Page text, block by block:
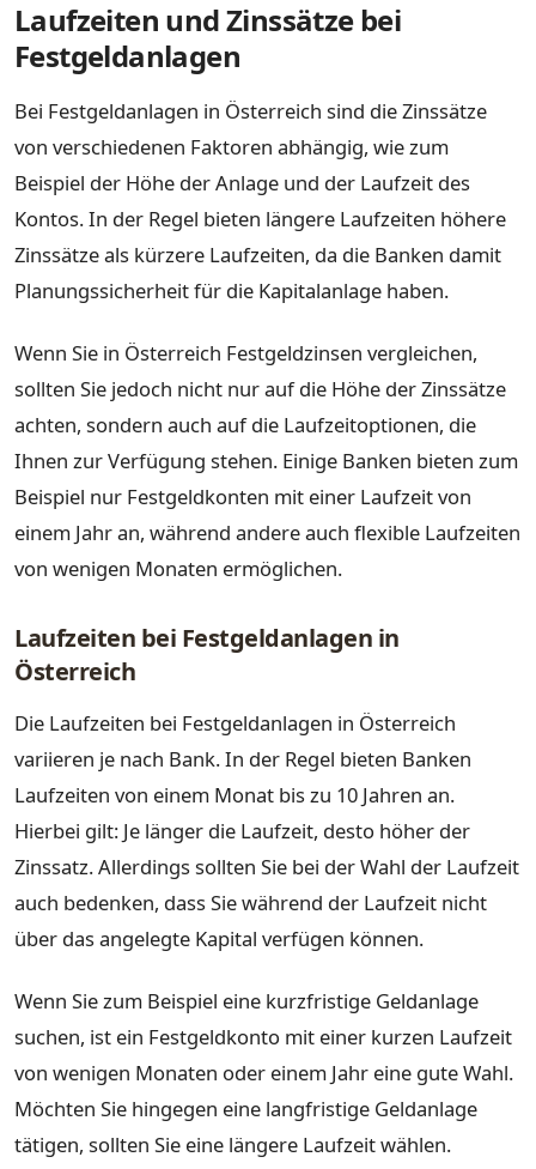
Laufzeiten und Zinssätze bei
Festgeldanlagen
Bei Festgeldanlagen in Österreich sind die Zinssätze
von verschiedenen Faktoren abhängig, wie zum
Beispiel der Höhe der Anlage und der Laufzeit des
Kontos. In der Regel bieten längere Laufzeiten höhere
Zinssätze als kürzere Laufzeiten, da die Banken damit
Planungssicherheit für die Kapitalanlage haben.
Wenn Sie in Österreich Festgeldzinsen vergleichen,
sollten Sie jedoch nicht nur auf die Höhe der Zinssätze
achten, sondern auch auf die Laufzeitoptionen, die
Ihnen zur Verfügung stehen. Einige Banken bieten zum
Beispiel nur Festgeldkonten mit einer Laufzeit von
einem Jahr an, während andere auch flexible Laufzeiten
von wenigen Monaten ermöglichen.
Laufzeiten bei Festgeldanlagen in
Österreich
Die Laufzeiten bei Festgeldanlagen in Österreich
variieren je nach Bank. In der Regel bieten Banken
Laufzeiten von einem Monat bis zu 10 Jahren an.
Hierbei gilt: Je länger die Laufzeit, desto höher der
Zinssatz. Allerdings sollten Sie bei der Wahl der Laufzeit
auch bedenken, dass Sie während der Laufzeit nicht
über das angelegte Kapital verfügen können.
Wenn Sie zum Beispiel eine kurzfristige Geldanlage
suchen, ist ein Festgeldkonto mit einer kurzen Laufzeit
von wenigen Monaten oder einem Jahr eine gute Wahl.
Möchten Sie hingegen eine langfristige Geldanlage
tätigen, sollten Sie eine längere Laufzeit wählen.